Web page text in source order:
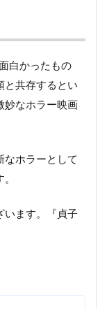
白かったもの
と共存するとい
妙なホラー映画
なホラーとして
います。『貞子